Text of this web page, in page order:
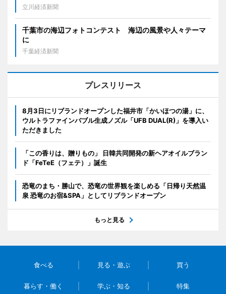
立川経済新聞
千葉市の海辺フォトコンテスト 海辺の風景や人々テーマ
に
千葉経済新聞
プレスリリース
8月3日にリブランドオープンした福井市「かいほつの湯」に、
ウルトラファインバブル生成ノズル「UFB DUAL(R)」を導入い
ただきました
「この香りは、贈りもの」 日韓共同開発の新ヘアオイルブラン
ド「FeTeE（フェテ）」誕生
恐竜のまち・勝山で、恐竜の世界観を楽しめる「日帰り天然温
泉 恐竜のお宿&SPA」としてリブランドオープン
もっと見る
食べる 見る・遊ぶ 買う
暮らす・働く 学ぶ・知る 特集